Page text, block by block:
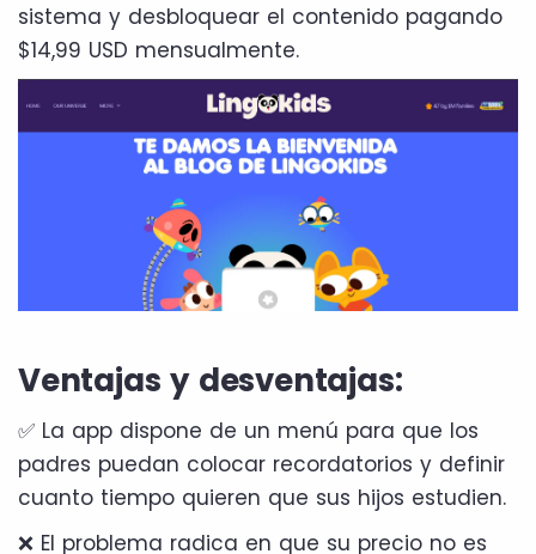
sistema y desbloquear el contenido pagando
$14,99 USD mensualmente.
Ventajas y desventajas:
✅ La app dispone de un menú para que los
padres puedan colocar recordatorios y definir
cuanto tiempo quieren que sus hijos estudien.
❌ El problema radica en que su precio no es